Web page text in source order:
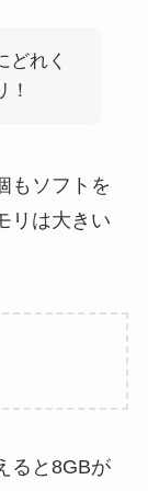
どれく
！
もソフトを
リは大きい
ると8GBが